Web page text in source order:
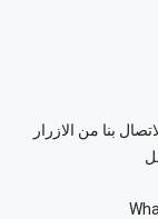
بنا من الازرار